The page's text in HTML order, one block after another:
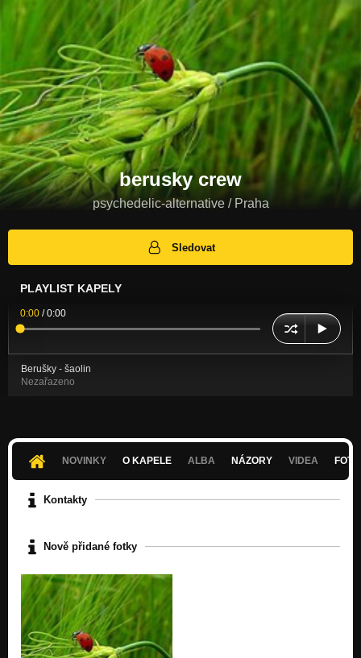
berusky crew
psychedelic-alternative / Praha
Sledovat
PLAYLIST KAPELY
0:00 /0:00
Berušky - šaolin
Nezařazeno
NOVINKY O KAPELE ALBA NÁZORY VIDEA
Kontakty
Nově přidané fotky